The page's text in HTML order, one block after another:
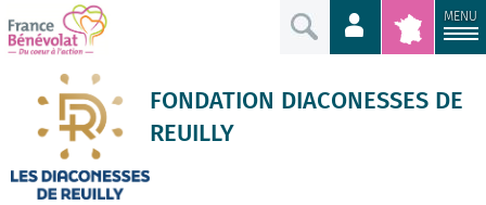
MENU
FONDATION DIACONESSES DE
REUILLY